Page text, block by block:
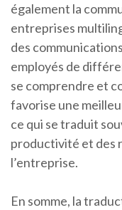
également la
entreprises
des
employés de
se comprendre et
favorise une
ce qui se traduit
productivité et des
l’entreprise.
En somme, la